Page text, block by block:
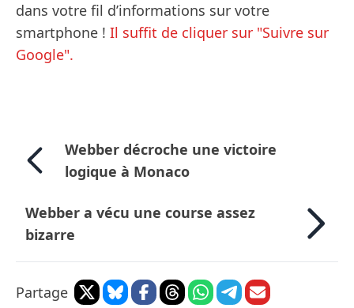
dans votre fil d’informations sur votre
smartphone ! Il suffit de cliquer sur "Suivre sur
Google".
Webber décroche une victoire
logique à Monaco
Webber a vécu une course assez
bizarre
Partage